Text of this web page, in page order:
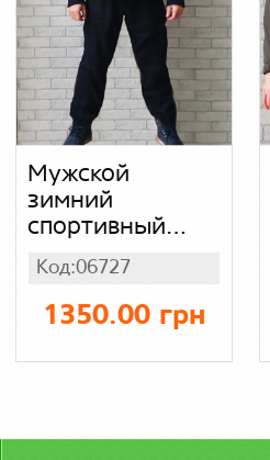
Мужской
зимний
спортивный
костюм
большого
размера теплый
Турция
кофта с
Код:06727
1350.00 грн